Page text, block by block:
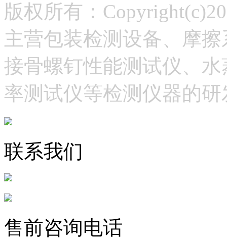
版权所有：
主营包装检测设备、摩
接骨螺钉性能测试仪、
率测试仪等检测仪器的
联系我们
售前咨询电话